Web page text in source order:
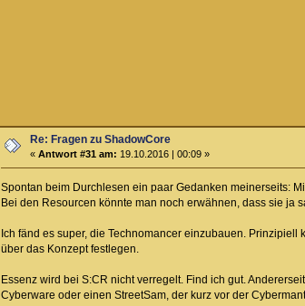
Re: Fragen zu ShadowCore
«Antwort #31 am: 19.10.2016 | 00:09 »
Spontan beim Durchlesen ein paar Gedanken meinerseits:
Bei den Resourcen könnte man noch erwähnen, dass sie ja
Ich fänd es super, die Technomancer einzubauen.
über das Konzept festlegen.
Essenz wird bei S:CR nicht verregelt. Find ich gut.
Cyberware oder einen StreetSam, der kurz vor der